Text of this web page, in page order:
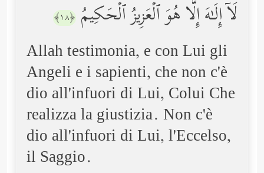
لَاۤ إِلَـٰهَ إِلَّا هُوَ ٱلۡعَزِیزُ ٱلۡحَكِیمُ ﴿١٨﴾
Allah testimonia, e con Lui gli
Angeli e i sapienti, che non c'è
dio all'infuori di Lui, Colui Che
realizza la giustizia. Non c'è
dio all'infuori di Lui, l'Eccelso,
il Saggio.